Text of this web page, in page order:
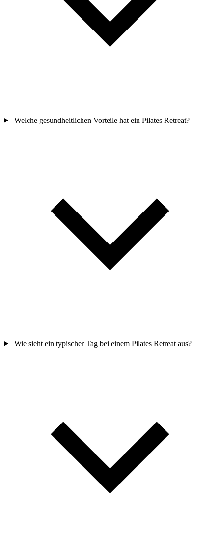
Welche gesundheitlichen Vorteile hat ein Pilates Retreat?
Wie sieht ein typischer Tag bei einem Pilates Retreat aus?